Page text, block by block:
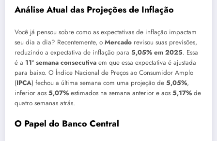
Análise Atual das Projeções de Inflação
Você já pensou sobre como as expectativas de inflação impactam
seu dia a dia? Recentemente, o Mercado revisou suas previsões,
reduzindo a expectativa de inflação para 5,05% em 2025. Essa
é a 11ª semana consecutiva em que essa expectativa é ajustada
para baixo. O Índice Nacional de Preços ao Consumidor Amplo
(IPCA) fechou a última semana com uma projeção de 5,05%,
inferior aos 5,07% estimados na semana anterior e aos 5,17% de
quatro semanas atrás.
O Papel do Banco Central